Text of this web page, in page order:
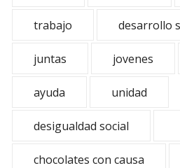
trabajo desarrollo
juntas jovenes
ayuda unidad
desigualdad social
chocolates con causa